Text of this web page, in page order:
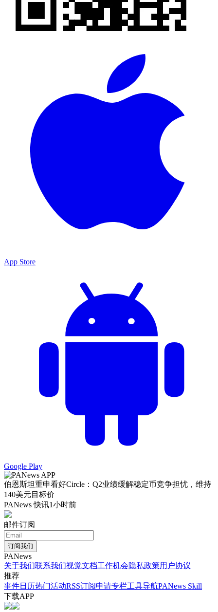
App Store
Google Play
伯恩斯坦重申看好Circle：Q2业绩缓解稳定币竞争担忧，维持
140美元目标价
PANews 快讯1小时前
邮件订阅
订阅我们
PANews
关于我们联系我们视觉文档工作机会隐私政策用户协议
推荐
事件日历热门活动RSS订阅 申请专栏工具导航PANews Skill
下载APP